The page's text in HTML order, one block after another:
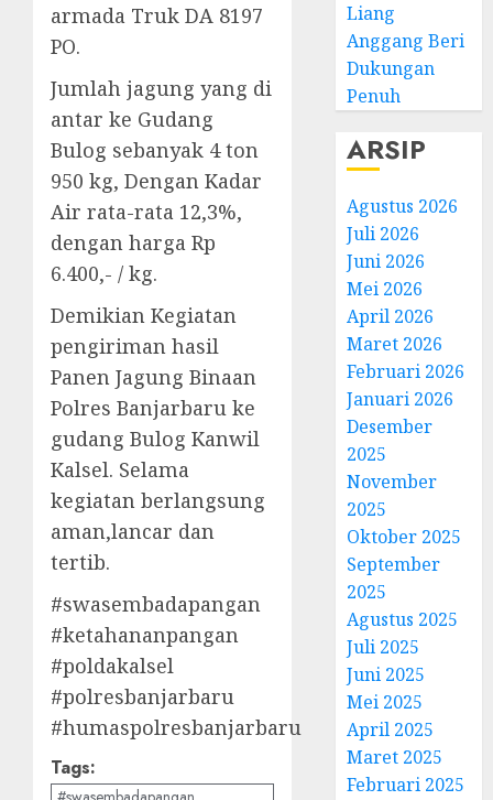
armada Truk DA 8197
PO.
Jumlah jagung yang di
antar ke Gudang
Bulog sebanyak 4 ton
950 kg, Dengan Kadar
Air rata-rata 12,3%,
dengan harga Rp
6.400,- / kg.
Demikian Kegiatan
pengiriman hasil
Panen Jagung Binaan
Polres Banjarbaru ke
gudang Bulog Kanwil
Kalsel. Selama
kegiatan berlangsung
aman,lancar dan
tertib.
#swasembadapangan
#ketahananpangan
#poldakalsel
#polresbanjarbaru
#humaspolresbanjarbaru
Tags:
Liang
Anggang Beri
Dukungan
Penuh
ARSIP
Agustus 2026
Juli 2026
Juni 2026
Mei 2026
April 2026
Maret 2026
Februari 2026
Januari 2026
Desember
2025
November
2025
Oktober 2025
September
2025
Agustus 2025
Juli 2025
Juni 2025
Mei 2025
April 2025
Maret 2025
Februari 2025